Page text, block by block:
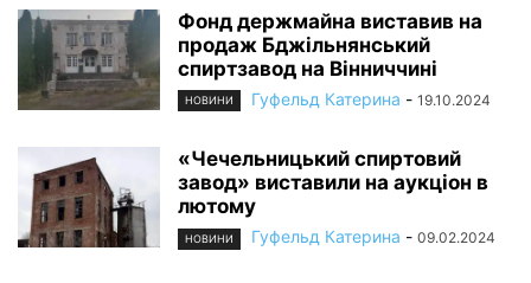
Фонд держмайна виставив на
продаж Бджільнянський
спиртзавод на Вінниччині
НОВИНИ Гуфельд Катерина - 19.10.2024
«Чечельницький спиртовий
завод» виставили на аукціон в
лютому
НОВИНИ Гуфельд Катерина - 09.02.2024